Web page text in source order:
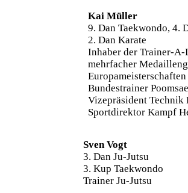
Kai Müller
9. Dan Taekwondo, 4.
2. Dan Karate
Inhaber der Trainer-A-
mehrfacher
Europameisterschaften
Bundestrainer
Vizepräsident Technik
Sportdirektor Kampf
Sven Vogt
3. Dan Ju-Jutsu
3. Kup Taekwondo
Trainer Ju-Jutsu